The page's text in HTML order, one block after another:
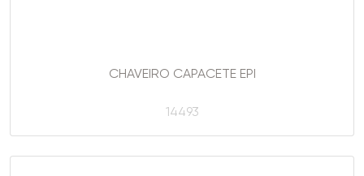
CHAVEIRO CAPACETE EPI
14493